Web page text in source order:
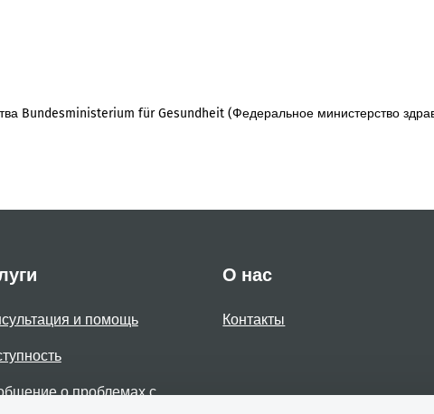
Bundesministerium für Gesundheit (Федеральное министерство
и помощь
о проблемах с
О нас
Контакты